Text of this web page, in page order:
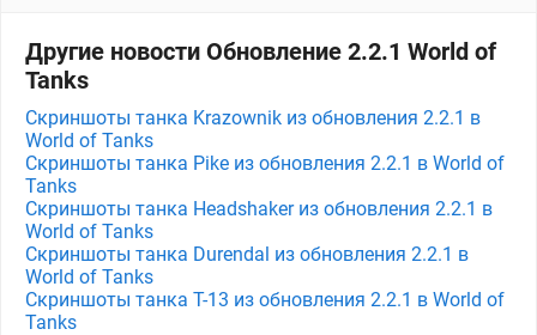
Другие новости Обновление 2.2.1 World of
Tanks
Скриншоты танка Krazownik из обновления 2.2.1 в
World of Tanks
Скриншоты танка Pike из обновления 2.2.1 в World of
Tanks
Скриншоты танка Headshaker из обновления 2.2.1 в
World of Tanks
Скриншоты танка Durendal из обновления 2.2.1 в
World of Tanks
Скриншоты танка Т-13 из обновления 2.2.1 в World of
Tanks